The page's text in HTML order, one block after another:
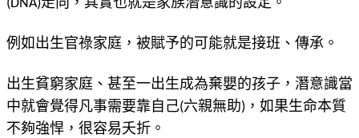
(DNA)走向，其實也就是家族潛意識的設定。
例如出生官祿家庭，被賦予的可能就是接班、傳承。
出生貧窮家庭、甚至一出生成為棄嬰的孩子，潛意識當
中就會覺得凡事需要靠自己(六親無助)，如果生命本質
不夠強悍，很容易夭折。